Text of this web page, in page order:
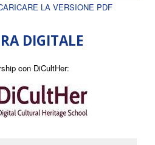
LA VERSIONE PDF
DIGITALE
con DiCultHer: